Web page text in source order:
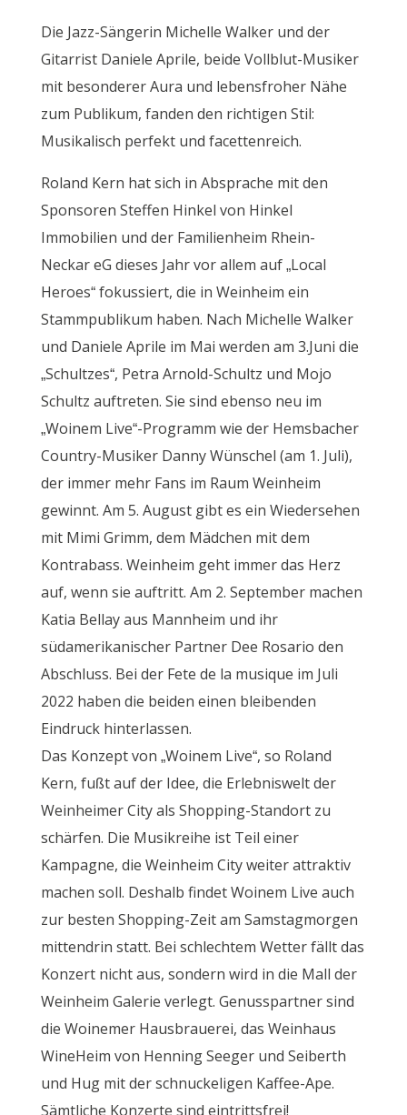
Die Jazz-Sängerin Michelle Walker und der
Gitarrist Daniele Aprile, beide Vollblut-Musiker
mit besonderer Aura und lebensfroher Nähe
zum Publikum, fanden den richtigen Stil:
Musikalisch perfekt und facettenreich.
Roland Kern hat sich in Absprache mit den
Sponsoren Steffen Hinkel von Hinkel
Immobilien und der Familienheim Rhein-
Neckar eG dieses Jahr vor allem auf „Local
Heroes“ fokussiert, die in Weinheim ein
Stammpublikum haben. Nach Michelle Walker
und Daniele Aprile im Mai werden am 3.Juni die
„Schultzes“, Petra Arnold-Schultz und Mojo
Schultz auftreten. Sie sind ebenso neu im
„Woinem Live“-Programm wie der Hemsbacher
Country-Musiker Danny Wünschel (am 1. Juli),
der immer mehr Fans im Raum Weinheim
gewinnt. Am 5. August gibt es ein Wiedersehen
mit Mimi Grimm, dem Mädchen mit dem
Kontrabass. Weinheim geht immer das Herz
auf, wenn sie auftritt. Am 2. September machen
Katia Bellay aus Mannheim und ihr
südamerikanischer Partner Dee Rosario den
Abschluss. Bei der Fete de la musique im Juli
2022 haben die beiden einen bleibenden
Eindruck hinterlassen.
Das Konzept von „Woinem Live“, so Roland
Kern, fußt auf der Idee, die Erlebniswelt der
Weinheimer City als Shopping-Standort zu
schärfen. Die Musikreihe ist Teil einer
Kampagne, die Weinheim City weiter attraktiv
machen soll. Deshalb findet Woinem Live auch
zur besten Shopping-Zeit am Samstagmorgen
mittendrin statt. Bei schlechtem Wetter fällt das
Konzert nicht aus, sondern wird in die Mall der
Weinheim Galerie verlegt. Genusspartner sind
die Woinemer Hausbrauerei, das Weinhaus
WineHeim von Henning Seeger und Seiberth
und Hug mit der schnuckeligen Kaffee-Ape.
Sämtliche Konzerte sind eintrittsfrei!